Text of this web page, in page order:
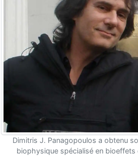
Dimitris J. Panagopoulos a obtenu
biophysique spécialisé en bioeffets